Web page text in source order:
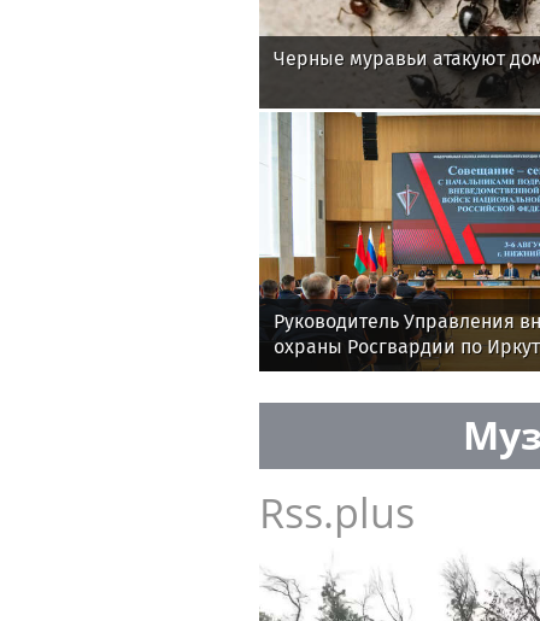
Черные муравьи атакуют
Руководитель Управления
охраны Росгвардии по
принял участие во
Rss.plus